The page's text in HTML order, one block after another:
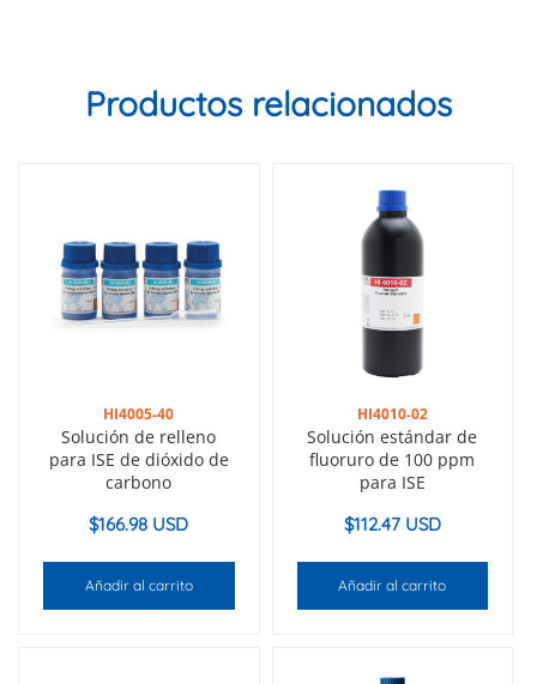
Productos relacionados
HI4005-40
Solución de relleno
para ISE de dióxido de
carbono
$166.98 USD
Añadir al carrito
HI4010-02
Solución estándar de
fluoruro de 100 ppm
para ISE
$112.47 USD
Añadir al carrito